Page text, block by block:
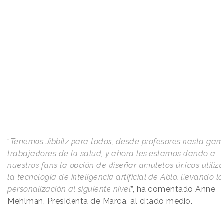
“Tenemos Jibbitz para todos, desde profesores hasta
trabajadores de la salud, y ahora les estamos dando a
nuestros fans la opción de diseñar amuletos únicos
la tecnología de inteligencia artificial de Ablo, llevando
personalización al siguiente nivel”, ha comentado Anne
Mehlman, Presidenta de Marca, al citado medio.